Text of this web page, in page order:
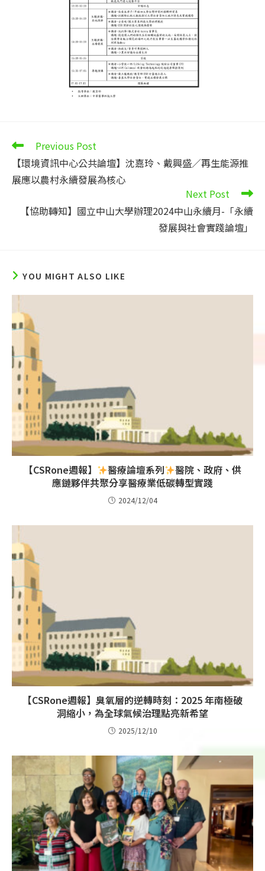
Read
more
articles
Previous Post
【環境資訊中心公共論壇】沈嘉玲、戴興盛／再生能源推
展應以農村永續發展為核心
Next Post
【協助轉知】國立中山大學辦理2024中山永續月-「永續
發展與社會實踐論壇」
YOU MIGHT ALSO LIKE
【CSRone週報】 醫療論壇系列
醫院、政府、供
應鏈夥伴共聚分享醫療業低碳轉型實踐
2024/12/04
【CSRone週報】臭氧層的逆轉時刻：2025 年南極破
洞縮小，為全球氣候治理點亮新希望
2025/12/10